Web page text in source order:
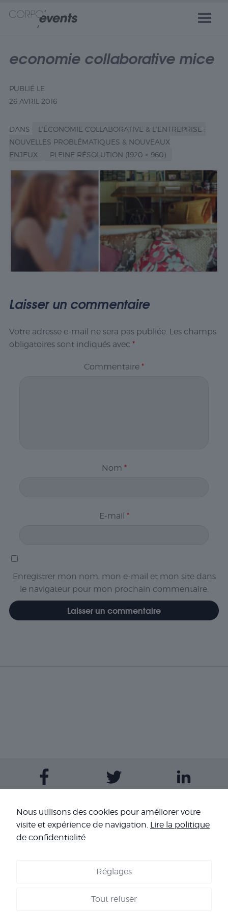
economie collaborative mice
PUBLIÉ LE
26 AVRIL 2016
DANS
L’ÉCONOMIE COLLABORATIVE & L’ENTREPRISE :
NOUVELLES PROBLÉMATIQUES & NOUVEAUX
ENJEUX
PLEINE RÉSOLUTION (1920 × 960)
Laisser un commentaire
Votre adresse e-mail ne sera pas publiée. Les champs
obligatoires sont indiqués avec *
Commentaire *
Nom *
E-mail *
Enregistrer mon nom, mon e-mail et mon site dans
le navigateur pour mon prochain commentaire.
Contactez-nous
Copyright 2026 - Corpo’Events Agence événementielle
Nous utilisons des cookies pour améliorer votre
visite et expérience de navigation. Lire la politique
de confidentialité
Réglages
Tout refuser